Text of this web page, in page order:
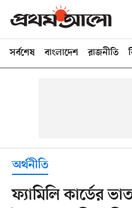
সর্বশেষ বাংলাদেশ রাজনীতি
অর্থনীতি
ফ্যামিলি কার্ডের